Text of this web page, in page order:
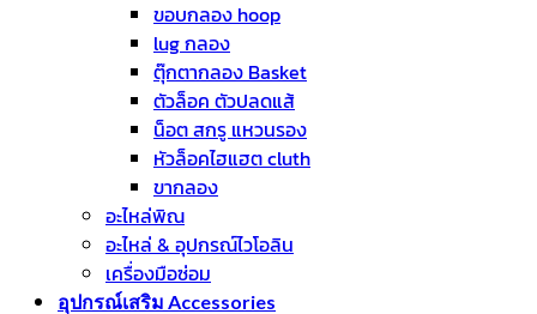
ขอบกลอง hoop
lug กลอง
ตุ๊กตากลอง Basket
ตัวล็อค ตัวปลดแส้
น็อต สกรู แหวนรอง
หัวล็อคไฮแฮต cluth
ขากลอง
อะไหล่พิณ
อะไหล่ & อุปกรณ์ไวโอลิน
เครื่องมือซ่อม
อุปกรณ์เสริม Accessories